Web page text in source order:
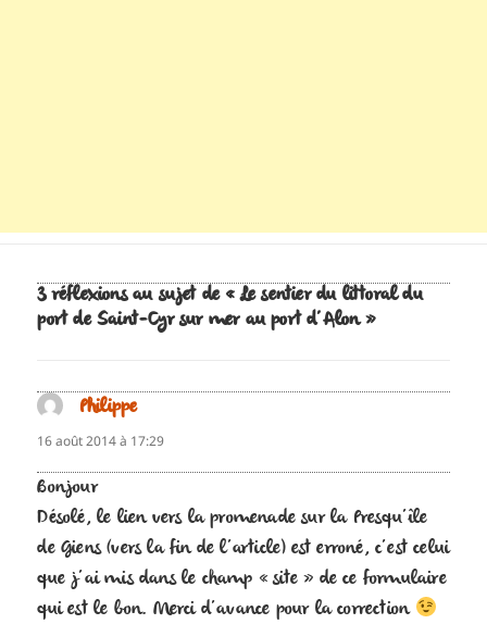
3 réflexions au sujet de « Le sentier du littoral du
port de Saint-Cyr sur mer au port d’Alon »
Philippedit :
16 août 2014 à 17:29
Bonjour
Désolé, le lien vers la promenade sur la Presqu’île
de Giens (vers la fin de l’article) est erroné, c’est celui
que j’ai mis dans le champ « site » de ce formulaire
qui est le bon. Merci d’avance pour la correction